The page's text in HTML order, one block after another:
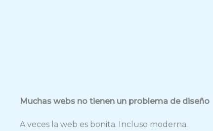
Muchas webs no tienen un problema de diseño
A veces la web es bonita. Incluso moderna.